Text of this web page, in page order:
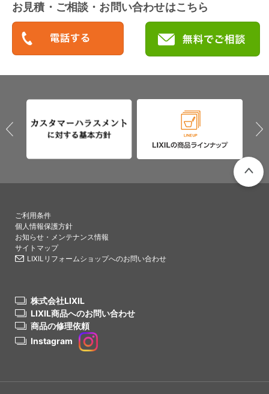
お見積・ご相談・お問い合わせはこちら
ご利用条件
個人情報保護方針
お知らせ・メンテナンス情報
サイトマップ
LIXILリフォームショップへのお問い合わせ
株式会社LIXIL
LIXIL商品へのお問い合わせ
商品の修理依頼
Instagram